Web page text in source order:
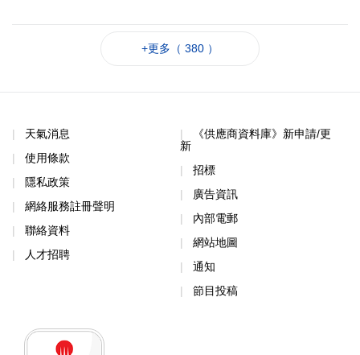
+更多（ 380 ）
天氣消息
使用條款
隱私政策
網絡服務註冊聲明
聯絡資料
人才招聘
《供應商資料庫》新申請/更
新
招標
廣告資訊
內部電郵
網站地圖
通知
節目投稿